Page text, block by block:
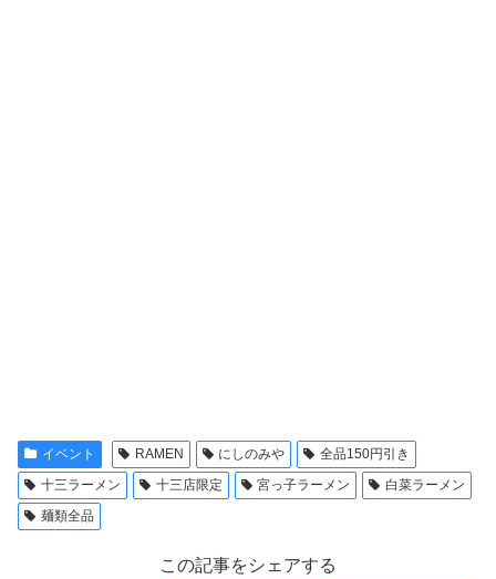
イベント RAMEN にしのみや
全品150円引き
十三ラーメン
十三店限定 宮っ子ラーメン
白菜ラーメン
麺類全品
この記事をシェアする